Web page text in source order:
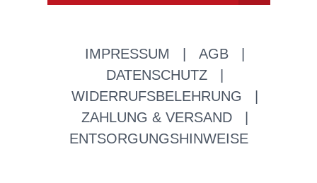
IMPRESSUM AGB
DATENSCHUTZ
WIDERRUFSBELEHRUNG
ZAHLUNG & VERSAND
ENTSORGUNGSHINWEISE